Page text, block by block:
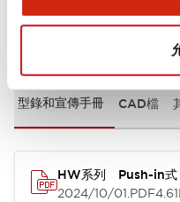
型錄和宣傳手冊 CAD檔
HW系列 Push-in式
2024/10/01.PDF